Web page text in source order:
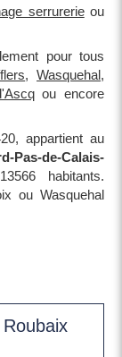
serrurerieou
pour tous
,Wasquehal,
ou encore
appartient au
Pas-de-Calais-
habitants.
ou Wasquehal